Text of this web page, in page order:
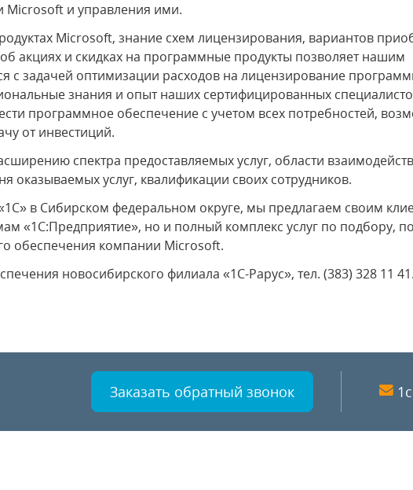
и управления ими.
Microsoft, знание схем лицензирования, вариантов
акциях и скидках на программные продукты позволяет нашим
с задачей оптимизации расходов на лицензирование
знания и опыт наших сертифицированных
программное обеспечение с учетом всех потребностей,
от инвестиций.
спектра предоставляемых услуг, области
услуг, квалификации своих сотрудников.
в Сибирском федеральном округе, мы предлагаем своим
«1С:Предприятие», но и полный комплекс услуг по подбору,
обеспечения компании Microsoft.
новосибирского филиала «1С-Рарус», тел. (383) 328 11 41.
Заказать обратный звонок